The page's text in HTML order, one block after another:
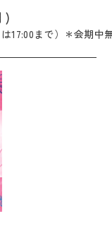
)
17:00まで）＊会期中